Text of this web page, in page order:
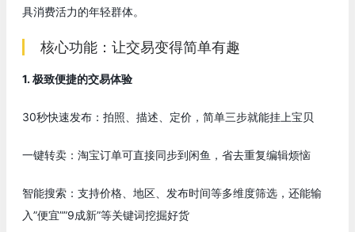
具消费活力的年轻群体。
核心功能：让交易变得简单有趣
1. 极致便捷的交易体验
30秒快速发布：拍照、描述、定价，简单三步就能挂上宝贝
一键转卖：淘宝订单可直接同步到闲鱼，省去重复编辑烦恼
智能搜索：支持价格、地区、发布时间等多维度筛选，还能输
入”便宜””9成新”等关键词挖掘好货